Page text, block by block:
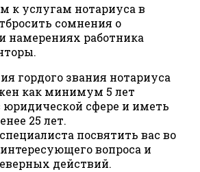
к услугам нотариуса в
сомнения о
намерениях работника
гордого звания нотариуса
как минимум 5 лет
юридической сфере и иметь
25 лет.
посвятить вас во
вопроса и
действий.